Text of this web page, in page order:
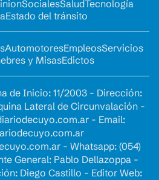
SocialesSaludTecnología
Estado del tránsito
AutomotoresEmpleosServicios
y MisasEdictos
de Inicio: 11/2003 - Dirección:
Lateral de Circunvalación -
- Email:
- Whatsapp: (054)
General: Pablo Dellazoppa -
Diego Castillo - Editor Web: